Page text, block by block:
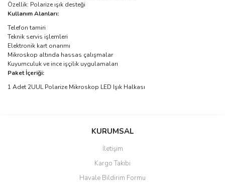
Özellik: Polarize ışık desteği
Kullanım Alanları:
Telefon tamiri
Teknik servis işlemleri
Elektronik kart onarımı
Mikroskop altında hassas çalışmalar
Kuyumculuk ve ince işçilik uygulamaları
Paket İçeriği:
1 Adet 2UUL Polarize Mikroskop LED Işık Halkası
Bu ürüne ilk yorumu siz yapın!
Ürün resmi kalitesiz, bozuk veya görüntülenemiyor.
Ürün açıklamasında eksik bilgiler bulunuyor.
KURUMSAL
İletişim
Kargo Takibi
Havale Bildirim Formu